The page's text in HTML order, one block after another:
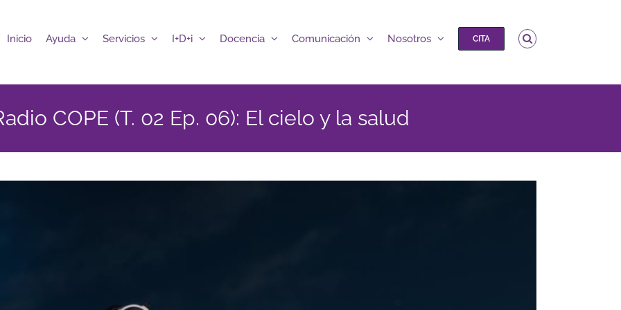
Inicio Ayuda Servicios I+D+i Docencia Comunicación Nosotros CITA
COPE (T. 02 Ep. 06): El cielo y la salud